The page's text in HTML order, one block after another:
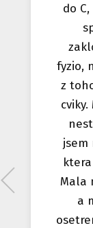
do
fyzio,
z
jsem
Mala
a